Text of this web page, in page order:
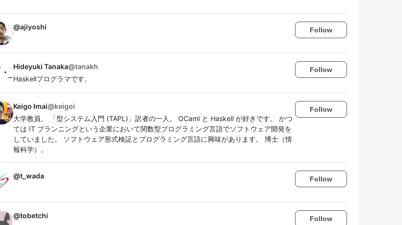
@ajiyoshi Follow
Hideyuki Tanaka@tanakh
Haskellプログラマです。
Follow
Keigo Imai@keigoi
大学教員。 「型システム入門 (TAPL)」訳者の一人。 OCaml と Haskell が好きです。 かつ
ては IT プランニングという企業において関数型プログラミング言語でソフトウェア開発を
していました。 ソフトウェア形式検証とプログラミング言語に興味があります。 博士（情
報科学）。
Follow
@t_wada Follow
@tobetchi Follow